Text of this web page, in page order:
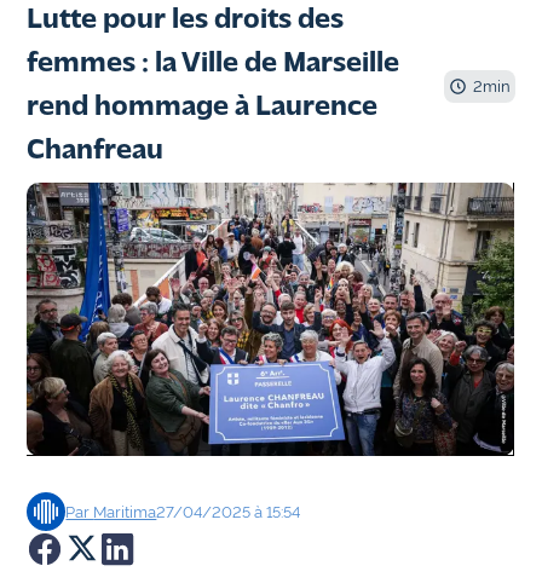
Martigues
de Berre
Marseille
- Aix
OM
Agenda
Faits
divers
Sports
Culture
Lutte pour les droits des
femmes : la Ville de Marseille
rend hommage à Laurence
Chanfreau
2min
Par Maritima27/04/2025 à 15:54